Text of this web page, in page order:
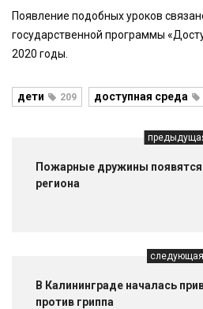
Появление подобных уроков
государственной программы
2020 годы.
дети 209 доступная среда
Пожарные дружины появятся
региона
следующая
В Калининграде началась
против гриппа